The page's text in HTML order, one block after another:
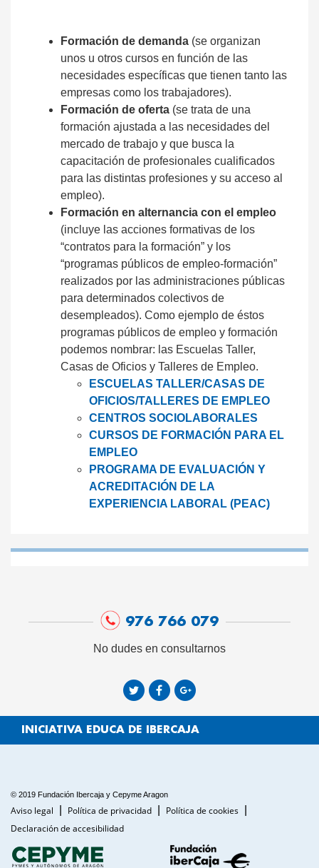
Formación de demanda (se organizan
unos u otros cursos en función de las
necesidades específicas que tienen tanto las
empresas como los trabajadores).
Formación de oferta (se trata de una
formación ajustada a las necesidades del
mercado de trabajo y que busca la
capacitación de profesionales cualificados
para las distintas profesiones y su acceso al
empleo).
Formación en alternancia con el empleo
(incluye las acciones formativas de los
“contratos para la formación” y los
“programas públicos de empleo-formación”
realizados por las administraciones públicas
para determinados colectivos de
desempleados). Como ejemplo de éstos
programas públicos de empleo y formación
podemos nombrar: las Escuelas Taller,
Casas de Oficios y Talleres de Empleo.
ESCUELAS TALLER/CASAS DE
OFICIOS/TALLERES DE EMPLEO
CENTROS SOCIOLABORALES
CURSOS DE FORMACIÓN PARA EL
EMPLEO
PROGRAMA DE EVALUACIÓN Y
ACREDITACIÓN DE LA
EXPERIENCIA LABORAL (PEAC)
976 766 079
No dudes en consultarnos
INICIATIVA EDUCA DE IBERCAJA
© 2019 Fundación Ibercaja y Cepyme Aragon
Aviso legal Política de privacidad
Política de cookies
Declaración de accesibilidad